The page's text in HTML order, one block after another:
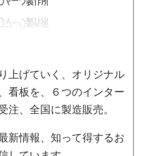
上げていく、オリジナル
看板を、６つのインター
注、全国に製造販売。
新情報、知って得するお